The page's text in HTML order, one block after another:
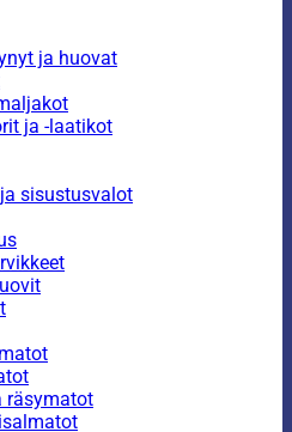
ja huovat
ja -laatikot
sisustusvalot
räsymatot